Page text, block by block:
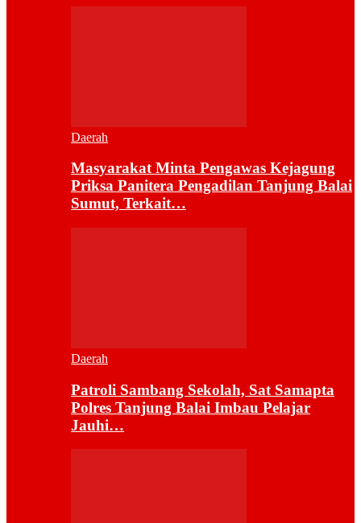
Daerah
Masyarakat Minta Pengawas Kejagung
Priksa Panitera Pengadilan Tanjung Balai
Sumut, Terkait…
Daerah
Patroli Sambang Sekolah, Sat Samapta
Polres Tanjung Balai Imbau Pelajar
Jauhi…